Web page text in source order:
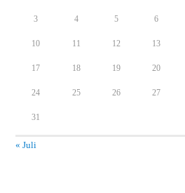
3 4 5 6
10 11 12 13
17 18 19 20
24 25 26 27
31
« Juli